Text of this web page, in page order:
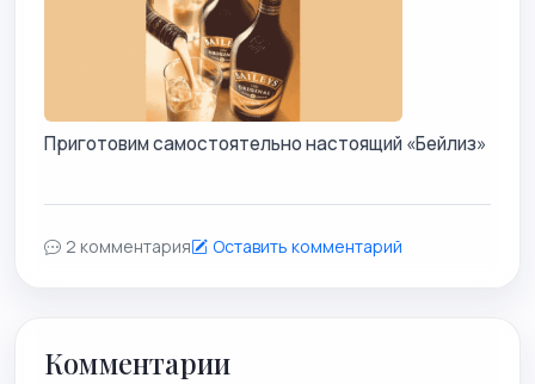
Приготовим самостоятельно настоящий «Бейлиз»
2 комментария Оставить комментарий
Комментарии